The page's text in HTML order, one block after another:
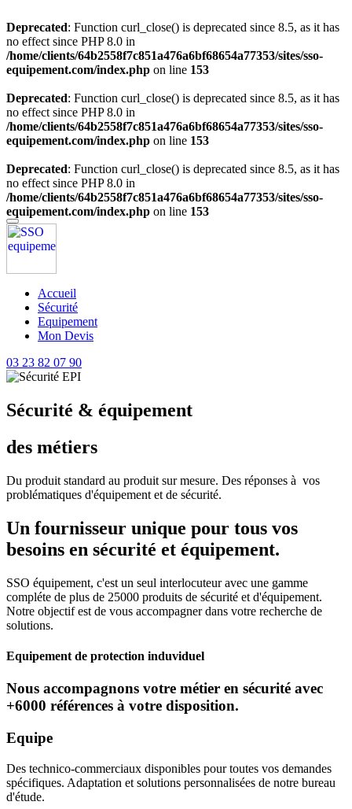
Deprecated: Function curl_close() is deprecated since 8.5, as it has
no effect since PHP 8.0 in
/home/clients/64b2558f7c851a476a6bf68654a77353/sites/sso-
equipement.com/index.php on line 153
Deprecated: Function curl_close() is deprecated since 8.5, as it has
no effect since PHP 8.0 in
/home/clients/64b2558f7c851a476a6bf68654a77353/sites/sso-
equipement.com/index.php on line 153
Deprecated: Function curl_close() is deprecated since 8.5, as it has
no effect since PHP 8.0 in
/home/clients/64b2558f7c851a476a6bf68654a77353/sites/sso-
equipement.com/index.php on line 153
Accueil
Sécurité
Equipement
Mon Devis
03 23 82 07 90
Sécurité & équipement
des métiers
Du produit standard au produit sur mesure. Des réponses à vos
problématiques d'équipement et de sécurité.
Un fournisseur unique pour tous vos
besoins en sécurité et équipement.
SSO équipement, c'est un seul interlocuteur avec une gamme
compléte de plus de 25000 produits de sécurité et d'équipement.
Notre objectif est de vous accompagner dans votre recherche de
solutions.
Equipement de protection induviduel
Nous accompagnons votre métier en sécurité avec
+6000 références à votre disposition.
Equipe
Des technico-commerciaux disponibles pour toutes vos demandes
spécifiques. Adaptation et solutions personnalisées de notre bureau
d'étude.